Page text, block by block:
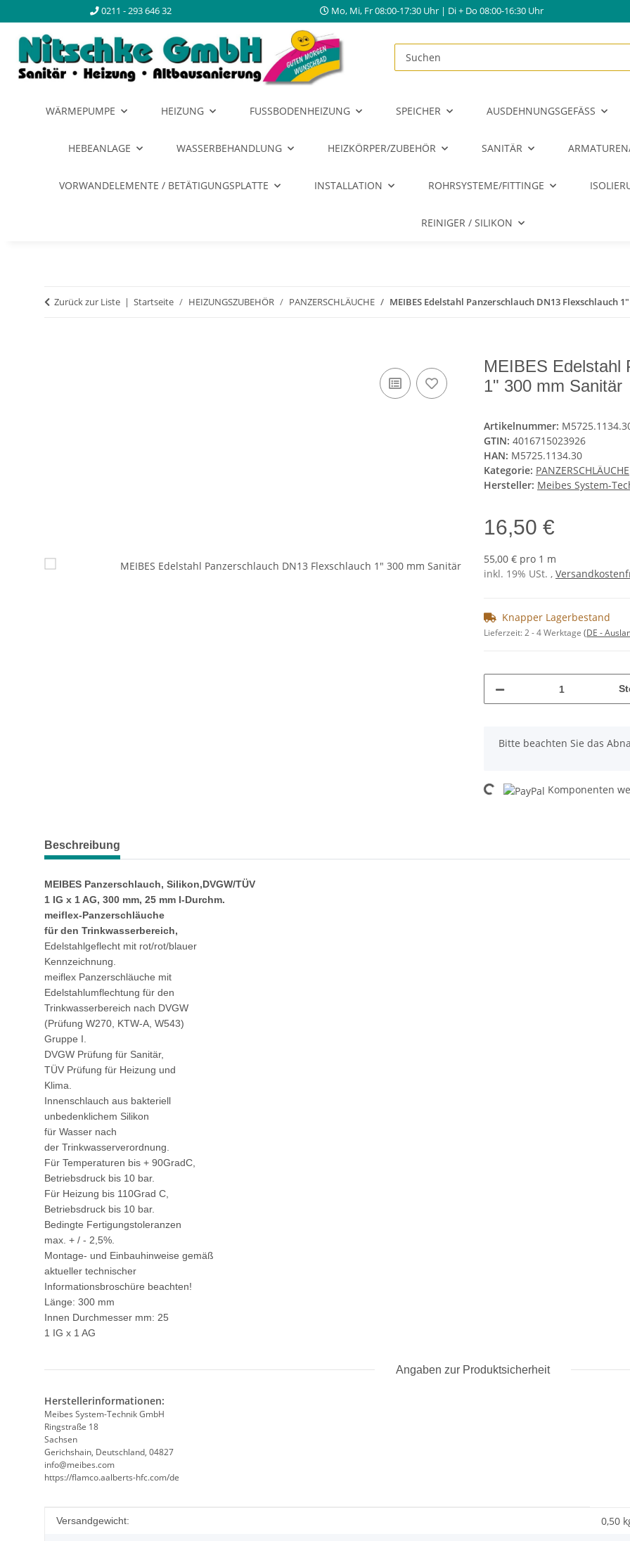
0211 - 293 646 32 Mo, Mi, Fr 08:00-17:30 Uhr | Di + Do 08:00-16:30 Uhr
WÄRMEPUMPE HEIZUNG FUSSBODENHEIZUNG SPEICHER AUSDEHNUNGSGEFÄSS
HEBEANLAGE WASSERBEHANDLUNG HEIZKÖRPER/ZUBEHÖR SANITÄR
VORWANDELEMENTE / BETÄTIGUNGSPLATTE INSTALLATION ROHRSYSTEME/FITTINGE
REINIGER / SILIKON
Zurück zur Liste Startseite HEIZUNGSZUBEHÖR PANZERSCHLÄUCHE MEIBES Edelstahl Panzerschlauch DN13 Flexschlauch
MEIBES Edelstahl
1" 300 mm Sanitär
Artikelnummer:
GTIN: 4016715023926
HAN: M5725.1134.30
Kategorie: PANZERSCHLÄUCHE
Hersteller: Meibes System-
16,50 €
55,00 € pro 1 m
inkl. 19% USt. ,
Knapper Lagerbestand
Lieferzeit:2 - 4 Werktage (DE -
x
Bitte beachten Sie das
Loading... Komponenten
weitere Registerkarten anzeigen
Beschreibung
MEIBES Panzerschlauch, Silikon,DVGW/TÜV
1 IG x 1 AG, 300 mm, 25 mm I-Durchm.
meiflex-Panzerschläuche
für den Trinkwasserbereich,
Edelstahlgeflecht mit rot/rot/blauer
Kennzeichnung.
meiflex Panzerschläuche mit
Edelstahlumflechtung für den
Trinkwasserbereich nach DVGW
(Prüfung W270, KTW-A, W543)
Gruppe I.
DVGW Prüfung für Sanitär,
TÜV Prüfung für Heizung und
Klima.
Innenschlauch aus bakteriell
unbedenklichem Silikon
für Wasser nach
der Trinkwasserverordnung.
Für Temperaturen bis + 90GradC,
Betriebsdruck bis 10 bar.
Für Heizung bis 110Grad C,
Betriebsdruck bis 10 bar.
Bedingte Fertigungstoleranzen
max. + / - 2,5%.
Montage- und Einbauhinweise gemäß
aktueller technischer
Informationsbroschüre beachten!
Länge: 300 mm
Innen Durchmesser mm: 25
1 IG x 1 AG
Angaben zur Produktsicherheit
Herstellerinformationen:
Meibes System-Technik GmbH
Ringstraße 18
Sachsen
Gerichshain, Deutschland, 04827
info@meibes.com
https://flamco.aalberts-hfc.com/de
Produkteigenschaft
Wert
Versandgewicht: 0,50